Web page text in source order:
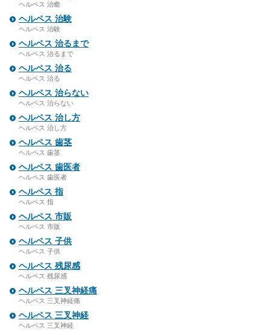
ヘルペス 治癒
ヘルペス 治験
ヘルペス 治験
ヘルペス 治るまで
ヘルペス 治るまで
ヘルペス 治る
ヘルペス 治る
ヘルペス 治らない
ヘルペス 治らない
ヘルペス 治し方
ヘルペス 治し方
ヘルペス 歯茎
ヘルペス 歯茎
ヘルペス 歯医者
ヘルペス 歯医者
ヘルペス 指
ヘルペス 指
ヘルペス 市販
ヘルペス 市販
ヘルペス 子供
ヘルペス 子供
ヘルペス 残尿感
ヘルペス 残尿感
ヘルペス 三叉神経痛
ヘルペス 三叉神経痛
ヘルペス 三叉神経
ヘルペス 三叉神経